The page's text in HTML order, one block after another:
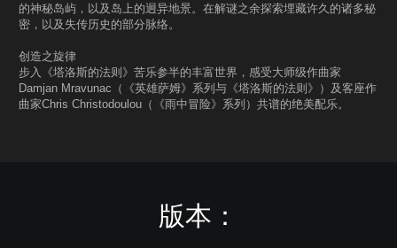
的神秘岛屿，以及岛上的迥异地景。在解谜之余探索埋藏许久的诸多秘
密，以及失传历史的部分脉络。
创造之旋律
步入《塔洛斯的法则》苦乐参半的丰富世界，感受大师级作曲家
Damjan Mravunac（《英雄萨姆》系列与《塔洛斯的法则》）及客座作
曲家Chris Christodoulou（《雨中冒险》系列）共谱的绝美配乐。
版本：